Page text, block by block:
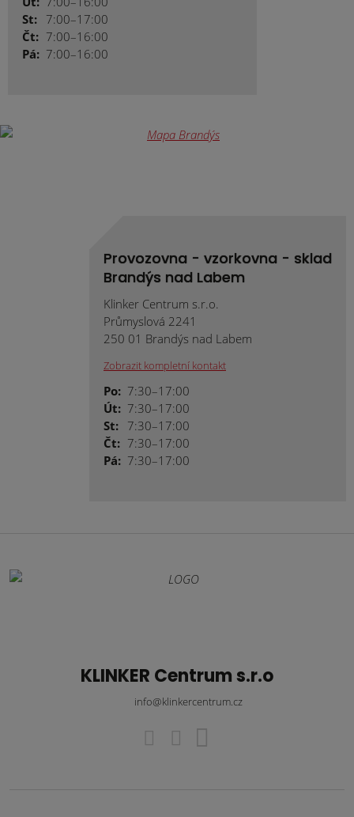
St: 7:00–17:00
Čt: 7:00–16:00
Pá: 7:00–16:00
Provozovna - vzorkovna - sklad
Brandýs nad Labem
Klinker Centrum s.r.o.
Průmyslová 2241
250 01 Brandýs nad Labem
Zobrazit kompletní kontakt
Po: 7:30–17:00
Út: 7:30–17:00
St: 7:30–17:00
Čt: 7:30–17:00
Pá: 7:30–17:00
KLINKER Centrum s.r.o
info@klinkercentrum.cz